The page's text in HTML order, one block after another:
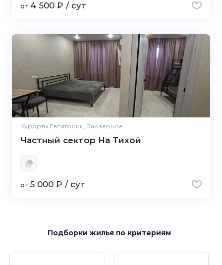
от 4 500 ₽ / сут
Курорты Евпатории, Заозерное
Частный сектор На Тихой
от 5 000 ₽ / сут
Подборки жильяпо критериям